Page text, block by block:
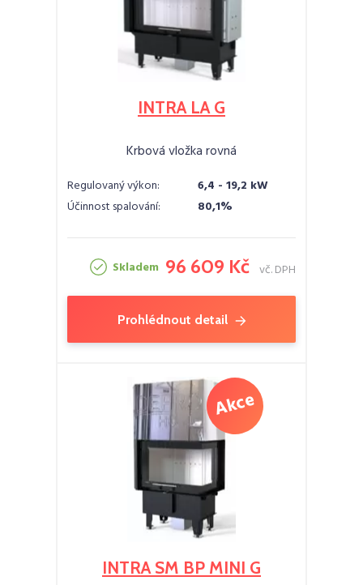
INTRA LA G
Krbová vložka rovná
Regulovaný výkon:
6,4 - 19,2 kW
Účinnost spalování:
80,1%
Skladem 96 609 Kč vč. DPH
Prohlédnout detail
INTRA SM BP MINI G